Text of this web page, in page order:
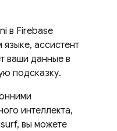
в Firebase
ассистент
ваши данные в
подсказку.
интеллекта,
вы можете